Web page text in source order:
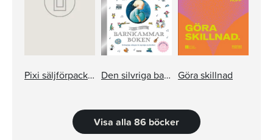
Pixi säljförpackning serie 235 Den silvriga barnkammarboken Göra skillnad
Visa alla 86 böcker